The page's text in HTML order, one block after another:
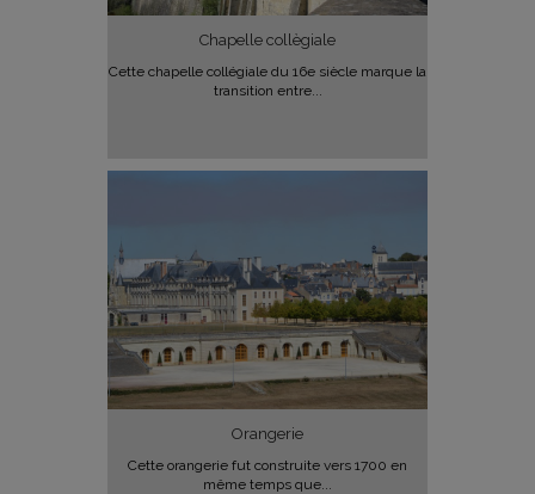
Chapelle collègiale
Cette chapelle collégiale du 16e siècle marque la
transition entre...
Orangerie
Cette orangerie fut construite vers 1700 en
même temps que...